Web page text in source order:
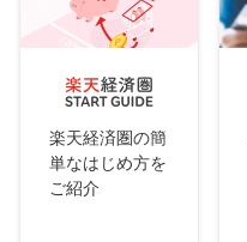
楽天経済圏の簡
単なはじめ方を
ご紹介